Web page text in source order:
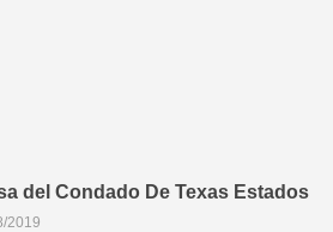
del Condado De Texas Estados
2019